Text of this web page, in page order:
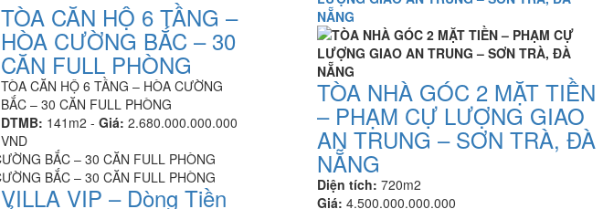
TÒA CĂN HỘ 6 TẦNG –
HÒA CƯỜNG BẮC – 30
CĂN FULL PHÒNG
TÒA CĂN HỘ 6 TẦNG – HÒA CƯỜNG
BẮC – 30 CĂN FULL PHÒNG
DTMB: 141m2 - Giá: 2.680.000.000.000
VND
VILLA VIP – Dòng Tiền
TÒA NHÀ GÓC 2 MẶT TIỀN
– PHẠM CỰ LƯỢNG GIAO
AN TRUNG – SƠN TRÀ, ĐÀ
NẴNG
Diện tích: 720m2
Giá: 4.500.000.000.000